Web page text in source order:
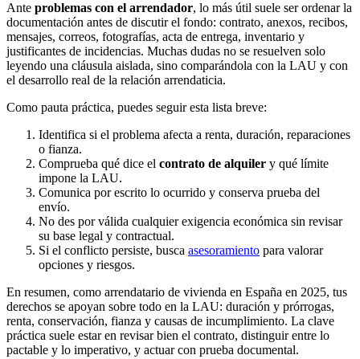
Ante problemas con el arrendador, lo más útil suele ser ordenar la
documentación antes de discutir el fondo: contrato, anexos, recibos,
mensajes, correos, fotografías, acta de entrega, inventario y
justificantes de incidencias. Muchas dudas no se resuelven solo
leyendo una cláusula aislada, sino comparándola con la LAU y con
el desarrollo real de la relación arrendaticia.
Como pauta práctica, puedes seguir esta lista breve:
Identifica si el problema afecta a renta, duración, reparaciones
o fianza.
Comprueba qué dice el contrato de alquiler y qué límite
impone la LAU.
Comunica por escrito lo ocurrido y conserva prueba del
envío.
No des por válida cualquier exigencia económica sin revisar
su base legal y contractual.
Si el conflicto persiste, busca asesoramiento para valorar
opciones y riesgos.
En resumen, como arrendatario de vivienda en España en 2025, tus
derechos se apoyan sobre todo en la LAU: duración y prórrogas,
renta, conservación, fianza y causas de incumplimiento. La clave
práctica suele estar en revisar bien el contrato, distinguir entre lo
pactable y lo imperativo, y actuar con prueba documental.